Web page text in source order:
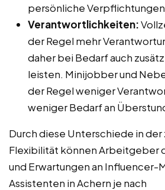
persönliche Verpflichtungen
Verantwortlichkeiten:
der Regel mehr
daher bei Bedarf auch
leisten. Minijobber und
der Regel weniger
weniger Bedarf an
Durch diese Unterschiede in
Flexibilität können Arbeitgeber
und Erwartungen an Influencer-
Assistenten in Achern je nach